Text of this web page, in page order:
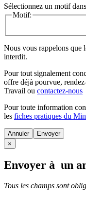
Sélectionnez un motif
Motif:
Nous vous rappelons que
interdit.
Pour tout signalement
offre déjà pourvue,
Travail ou contactez-nous
Pour toute information
les fiches pratiques du
Annuler
×
Envoyer à un
Tous les champs sont